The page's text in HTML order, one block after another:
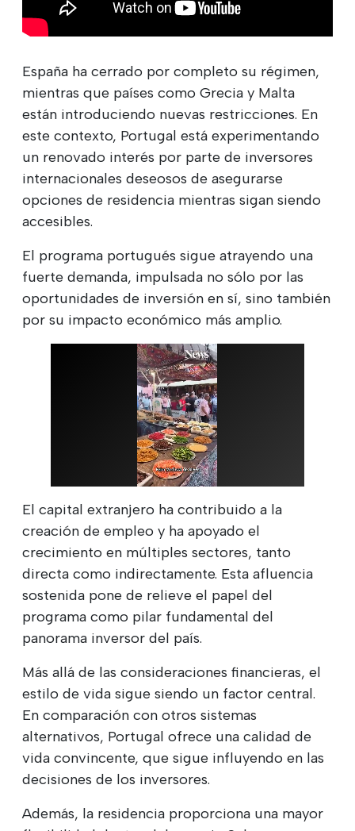
España ha cerrado por completo su régimen,
mientras que países como Grecia y Malta
están introduciendo nuevas restricciones. En
este contexto, Portugal está experimentando
un renovado interés por parte de inversores
internacionales deseosos de asegurarse
opciones de residencia mientras sigan siendo
accesibles.
El programa portugués sigue atrayendo una
fuerte demanda, impulsada no sólo por las
oportunidades de inversión en sí, sino también
por su impacto económico más amplio.
El capital extranjero ha contribuido a la
creación de empleo y ha apoyado el
crecimiento en múltiples sectores, tanto
directa como indirectamente. Esta afluencia
sostenida pone de relieve el papel del
programa como pilar fundamental del
panorama inversor del país.
Más allá de las consideraciones financieras, el
estilo de vida sigue siendo un factor central.
En comparación con otros sistemas
alternativos, Portugal ofrece una calidad de
vida convincente, que sigue influyendo en las
decisiones de los inversores.
Además, la residencia proporciona una mayor